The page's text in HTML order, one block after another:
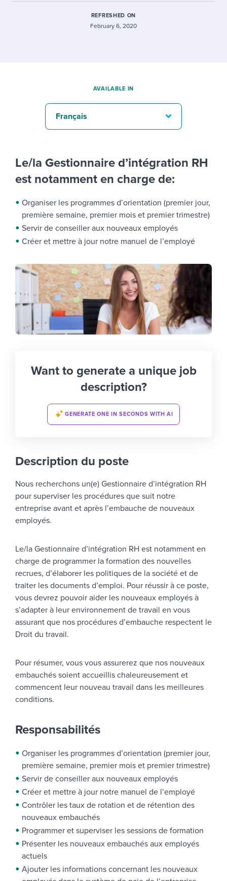
REFRESHED ON
February 6, 2020
Le/la Gestionnaire d’intégration RH
est notamment en charge de:
Organiser les programmes d’orientation (premier jour,
première semaine, premier mois et premier trimestre)
Servir de conseiller aux nouveaux employés
Créer et mettre à jour notre manuel de l’employé
Want to generate a unique job
description?
GENERATE ONE IN SECONDS WITH AI
Description du poste
Nous recherchons un(e) Gestionnaire d’intégration RH
pour superviser les procédures que suit notre
entreprise avant et après l’embauche de nouveaux
employés.
Le/la Gestionnaire d’intégration RH est notamment en
charge de programmer la formation des nouvelles
recrues, d’élaborer les politiques de la société et de
traiter les documents d’emploi. Pour réussir à ce poste,
vous devrez pouvoir aider les nouveaux employés à
s’adapter à leur environnement de travail en vous
assurant que nos procédures d’embauche respectent le
Droit du travail.
Pour résumer, vous vous assurerez que nos nouveaux
embauchés soient accueillis chaleureusement et
commencent leur nouveau travail dans les meilleures
conditions.
Responsabilités
Organiser les programmes d’orientation (premier jour,
première semaine, premier mois et premier trimestre)
Servir de conseiller aux nouveaux employés
Créer et mettre à jour notre manuel de l’employé
Contrôler les taux de rotation et de rétention des
nouveaux embauchés
Programmer et superviser les sessions de formation
Présenter les nouveaux embauchés aux employés
actuels
Ajouter les informations concernant les nouveaux
AVAILABLE IN
Français